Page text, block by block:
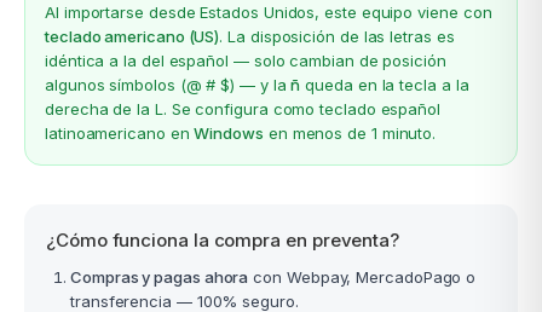
Al importarse desde Estados Unidos, este equipo viene con
teclado americano (US). La disposición de las letras es
idéntica a la del español — solo cambian de posición
algunos símbolos (@ # $) — y lañ queda en la tecla a la
derecha de la L. Se configura como teclado español
latinoamericano enWindows en menos de 1 minuto.
¿Cómo funciona la compra en preventa?
Compras y pagas ahora con Webpay, MercadoPago o
transferencia — 100% seguro.